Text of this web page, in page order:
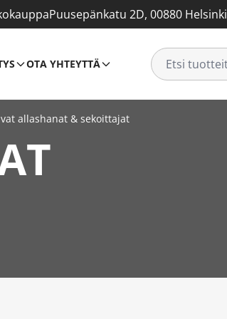
Puusepänkatu 2D, 00880 Helsinki
OTA YHTEYTTÄ
allashanat & sekoittajat